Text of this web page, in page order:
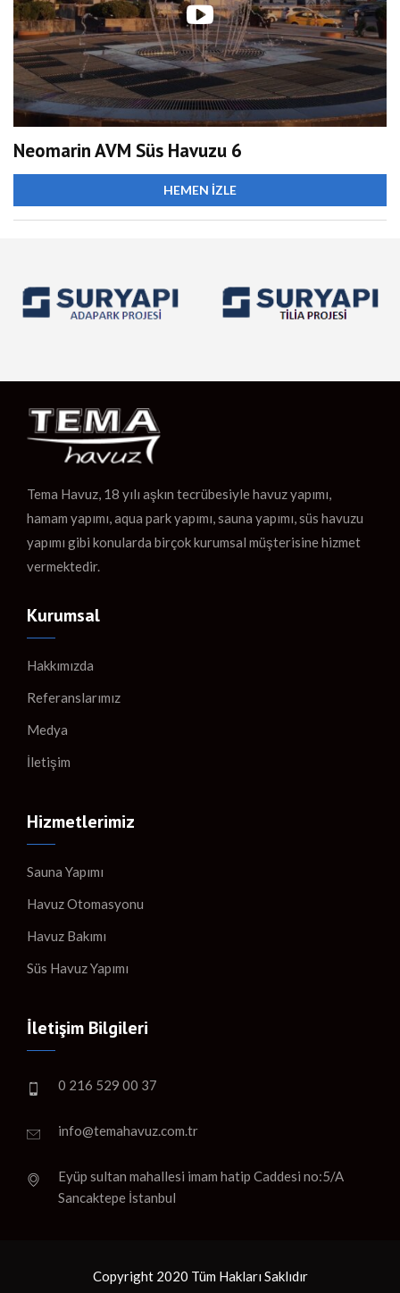
Neomarin AVM Süs Havuzu 6
HEMEN İZLE
Tema Havuz, 18 yılı aşkın tecrübesiyle havuz yapımı,
hamam yapımı, aqua park yapımı, sauna yapımı, süs havuzu
yapımı gibi konularda birçok kurumsal müşterisine hizmet
vermektedir.
Kurumsal
Hakkımızda
Referanslarımız
Medya
İletişim
Hizmetlerimiz
Sauna Yapımı
Havuz Otomasyonu
Havuz Bakımı
Süs Havuz Yapımı
İletişim Bilgileri
0 216 529 00 37
info@temahavuz.com.tr
Eyüp sultan mahallesi imam hatip Caddesi no:5/A
Sancaktepe İstanbul
Copyright 2020 Tüm Hakları Saklıdır